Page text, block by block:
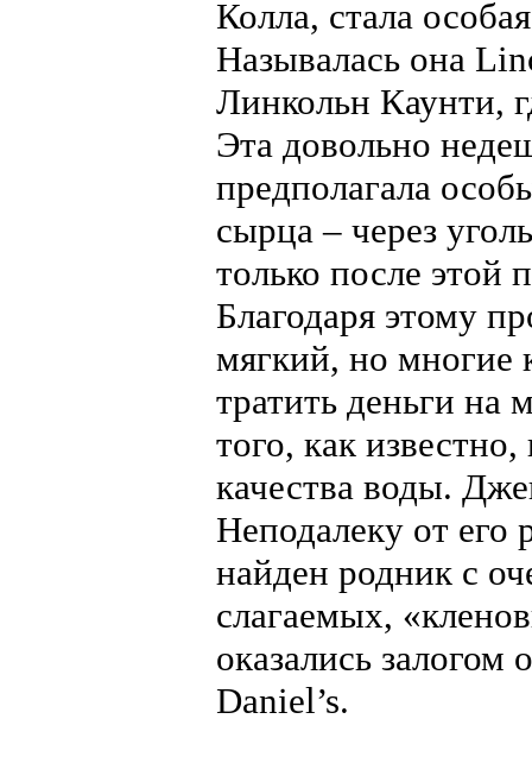
Колла, стала
Называлась она
Линкольн Каунти,
Эта довольно
предполагала
сырца – через
только после этой
Благодаря этому
мягкий, но многие
тратить деньги на
того, как
качества воды.
Неподалеку от его
найден родник с
слагаемых,
оказались залогом
Daniel’s.